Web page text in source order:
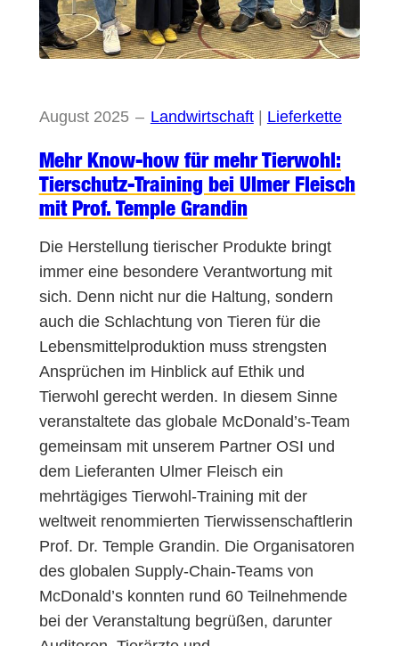
August 2025 – Landwirtschaft | Lieferkette
Mehr Know-how für mehr Tierwohl:
Tierschutz-Training bei Ulmer Fleisch
mit Prof. Temple Grandin
Die Herstellung tierischer Produkte bringt
immer eine besondere Verantwortung mit
sich. Denn nicht nur die Haltung, sondern
auch die Schlachtung von Tieren für die
Lebensmittelproduktion muss strengsten
Ansprüchen im Hinblick auf Ethik und
Tierwohl gerecht werden. In diesem Sinne
veranstaltete das globale McDonald’s-Team
gemeinsam mit unserem Partner OSI und
dem Lieferanten Ulmer Fleisch ein
mehrtägiges Tierwohl-Training mit der
weltweit renommierten Tierwissenschaftlerin
Prof. Dr. Temple Grandin. Die Organisatoren
des globalen Supply-Chain-Teams von
McDonald’s konnten rund 60 Teilnehmende
bei der Veranstaltung begrüßen, darunter